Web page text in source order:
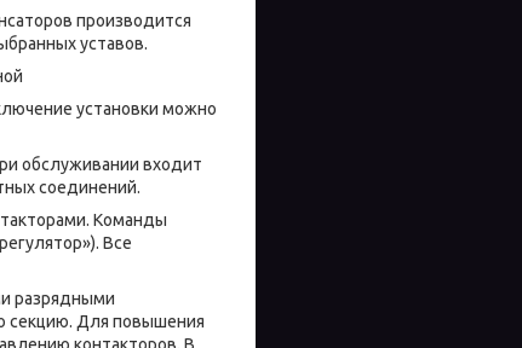
производится
уставов.
установки можно
обслуживании входит
соединений.
Команды
Все
разрядными
секцию. Для повышения